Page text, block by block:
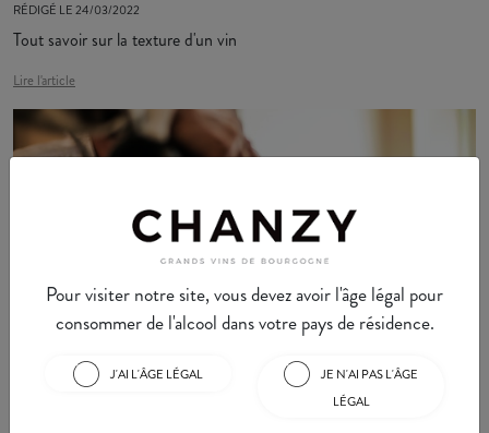
RÉDIGÉ LE 24/03/2022
Tout savoir sur la texture d'un vin
Lire l'article
Dans quel ordre déguster un vin ?
RÉDIGÉ LE 17/03/2022
Pour visiter notre site, vous devez avoir l'âge légal pour
consommer de l'alcool dans votre pays de résidence.
J'AI L'ÂGE LÉGAL
JE N'AI PAS L'ÂGE
LÉGAL